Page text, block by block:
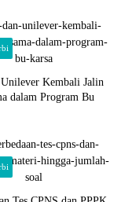
Kembali Jalin
dalam Program Bu